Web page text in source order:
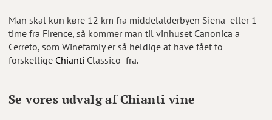
Man skal kun køre 12 km fra middelalderbyen Siena eller 1
time fra Firence, så kommer man til vinhuset Canonica a
Cerreto, som Winefamly er så heldige at have fået to
forskellige Chianti Classico fra.
Se vores udvalg af Chianti vine